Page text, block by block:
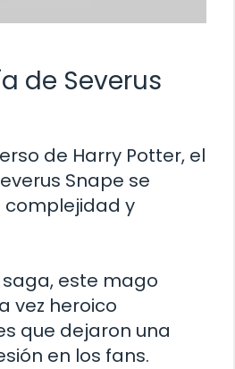
de Severus
de Harry Potter, el
Snape se
y
este mago
vez heroico
que dejaron una
en los fans.